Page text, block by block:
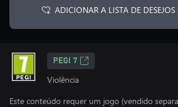
ADICIONAR A LISTA DE DESEJOS
PEGI 7
Violência
Este conteúdo requer um jogo (vendido